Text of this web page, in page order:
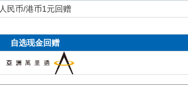
人民币/港币1元回赠
自选现金回赠